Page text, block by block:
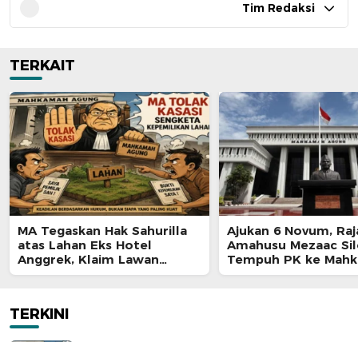
Tim Redaksi
TERKAIT
MA Tegaskan Hak Sahurilla
atas Lahan Eks Hotel
Anggrek, Klaim Lawan
Terpatahkan hingga Kasasi
Ajukan 6 Novum,
Amahusu Mezaac
Tempuh PK ke
Agung
TERKINI